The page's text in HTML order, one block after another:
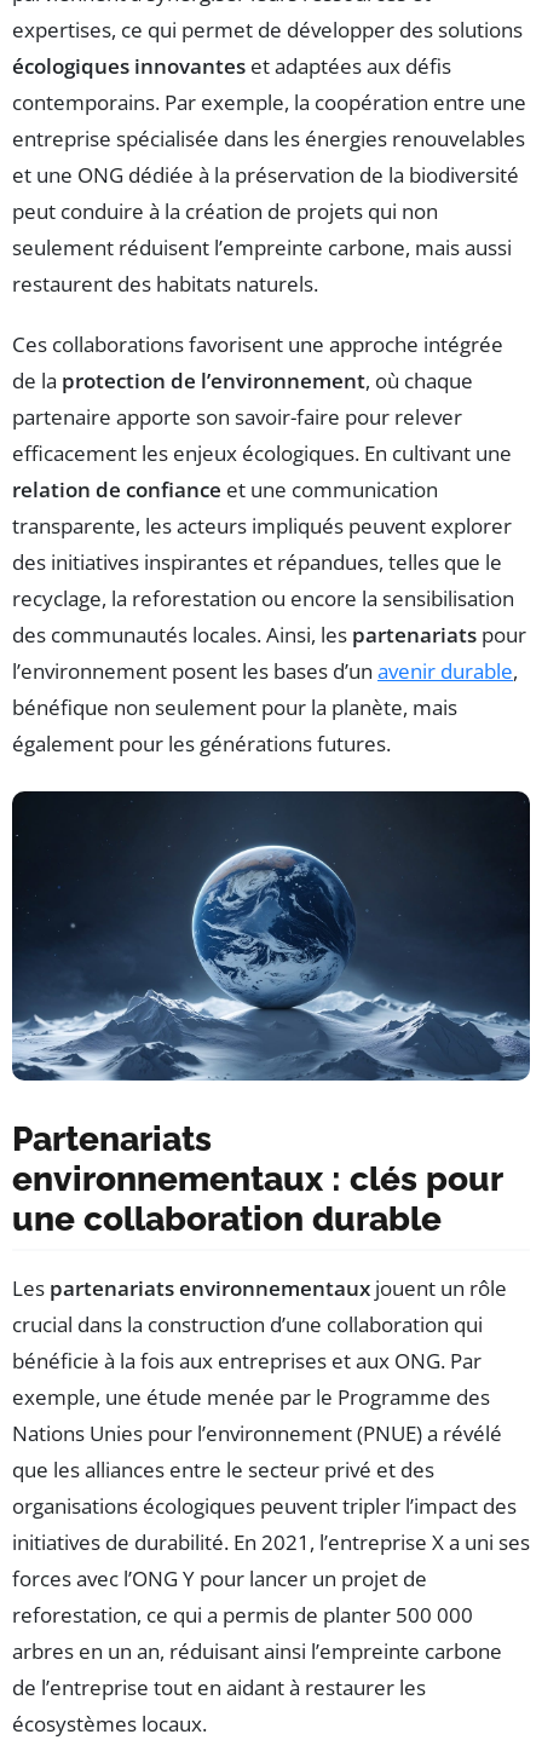
expertises, ce qui permet de développer des solutions
écologiques innovantes et adaptées aux défis
contemporains. Par exemple, la coopération entre une
entreprise spécialisée dans les énergies renouvelables
et une ONG dédiée à la préservation de la biodiversité
peut conduire à la création de projets qui non
seulement réduisent l’empreinte carbone, mais aussi
restaurent des habitats naturels.
Ces collaborations favorisent une approche intégrée
de la protection de l’environnement, où chaque
partenaire apporte son savoir-faire pour relever
efficacement les enjeux écologiques. En cultivant une
relation de confiance et une communication
transparente, les acteurs impliqués peuvent explorer
des initiatives inspirantes et répandues, telles que le
recyclage, la reforestation ou encore la sensibilisation
des communautés locales. Ainsi, les partenariats pour
l’environnement posent les bases d’un avenir durable,
bénéfique non seulement pour la planète, mais
également pour les générations futures.
Partenariats
environnementaux : clés pour
une collaboration durable
Les partenariats environnementaux jouent un rôle
crucial dans la construction d’une collaboration qui
bénéficie à la fois aux entreprises et aux ONG. Par
exemple, une étude menée par le Programme des
Nations Unies pour l’environnement (PNUE) a révélé
que les alliances entre le secteur privé et des
organisations écologiques peuvent tripler l’impact des
initiatives de durabilité. En 2021, l’entreprise X a uni ses
forces avec l’ONG Y pour lancer un projet de
reforestation, ce qui a permis de planter 500 000
arbres en un an, réduisant ainsi l’empreinte carbone
de l’entreprise tout en aidant à restaurer les
écosystèmes locaux.